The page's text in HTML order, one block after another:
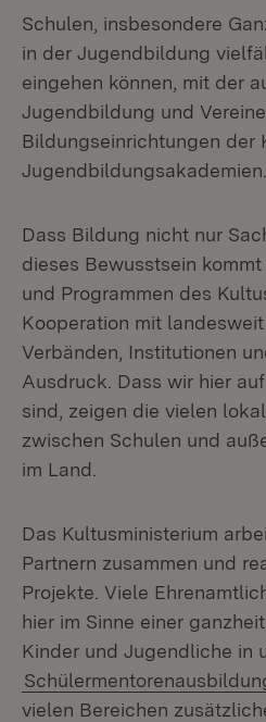
Schulen, insbesondere
in der Jugendbildung
eingehen können, mit der
Jugendbildung und
Bildungseinrichtungen der
Jugendbildungsakademien.
Dass Bildung nicht nur
dieses Bewusstsein
und Programmen des
Kooperation mit landesweit
Verbänden, Institutionen
Ausdruck. Dass wir hier
sind, zeigen die vielen
zwischen Schulen und
im Land.
Das Kultusministerium
Partnern zusammen und
Projekte. Viele
hier im Sinne einer
Kinder und Jugendliche in
vielen Bereichen